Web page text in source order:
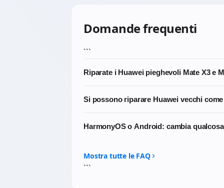
Domande frequenti
```
Riparate i Huawei pieghevoli Mate X3 e
Scrivici prima di portarlo: per i pieghevoli
Si possono riparare Huawei vecchi come
possiamo intervenire e in che tempi.
HarmonyOS o Android: cambia
influenzano in alcun modo le procedure
Mostra tutte le FAQ
```